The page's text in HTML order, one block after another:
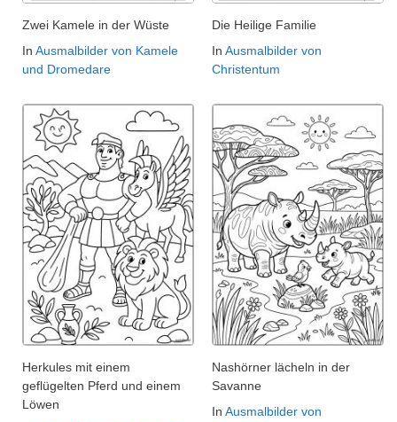
Zwei Kamele in der Wüste
In Ausmalbilder von Kamele
und Dromedare
Die Heilige Familie
In Ausmalbilder von
Christentum
Herkules mit einem
geflügelten Pferd und einem
Löwen
Nashörner lächeln in der
Savanne
In Ausmalbilder von